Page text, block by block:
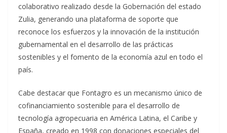
colaborativo realizado desde la Gobernación del estado
Zulia, generando una plataforma de soporte que
reconoce los esfuerzos y la innovación de la institución
gubernamental en el desarrollo de las prácticas
sostenibles y el fomento de la economía azul en todo el
país.
Cabe destacar que Fontagro es un mecanismo único de
cofinanciamiento sostenible para el desarrollo de
tecnología agropecuaria en América Latina, el Caribe y
España, creado en 1998 con donaciones especiales del